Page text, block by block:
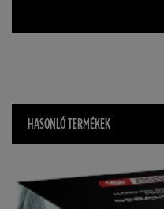
HASONLÓ TERMÉKEK